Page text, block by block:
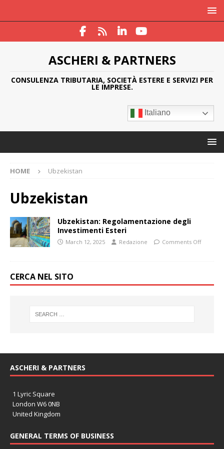
ASCHERI & PARTNERS
CONSULENZA TRIBUTARIA, SOCIETÀ ESTERE E SERVIZI PER
LE IMPRESE.
Italiano
HOME Ubzekistan
Ubzekistan
Ubzekistan: Regolamentazione degli
Investimenti Esteri
March 12, 2025 Redazione Comments Off
CERCA NEL SITO
ASCHERI & PARTNERS
1 Lyric Square
London W6 0NB
United Kingdom
GENERAL TERMS OF BUSINESS